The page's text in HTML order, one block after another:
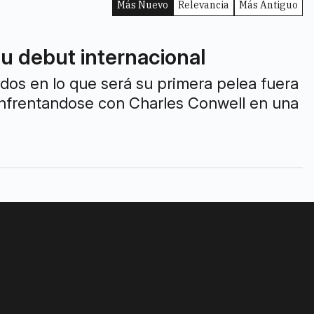
Más Nuevo Relevancia Más Antiguo
debut internacional
en lo que será su primera pelea fuera
con Charles Conwell en una